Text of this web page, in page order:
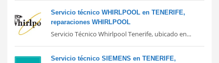
Servicio técnico WHIRLPOOL en TENERIFE,
reparaciones WHIRLPOOL
Servicio Técnico Whirlpool Tenerife, ubicado en...
Servicio técnico SIEMENS en TENERIFE,